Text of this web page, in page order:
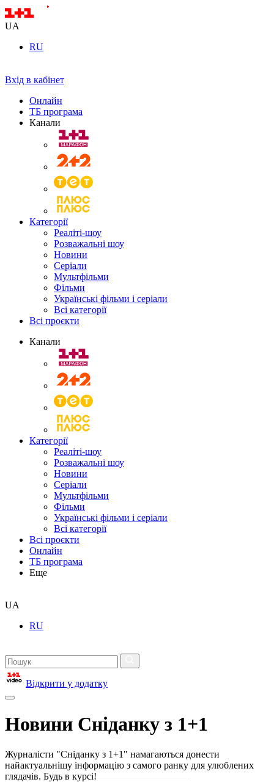
UA
RU
Вхід в кабінет
Онлайн
ТБ програма
Канали
Категорії
Реаліті-шоу
Розважальні шоу
Новини
Серіали
Мультфільми
Фільми
Українські фільми і серіали
Всі категорії
Всі проєкти
Канали
Категорії
Реаліті-шоу
Розважальні шоу
Новини
Серіали
Мультфільми
Фільми
Українські фільми і серіали
Всі категорії
Всі проєкти
Онлайн
ТБ програма
Еще
UA
RU
Відкрити у додатку
Новини Сніданку з 1+1
Журналісти "Сніданку з 1+1" намагаються донести
найактуальнішу інформацію з самого ранку для улюблених
глядачів. Будь в курсі!